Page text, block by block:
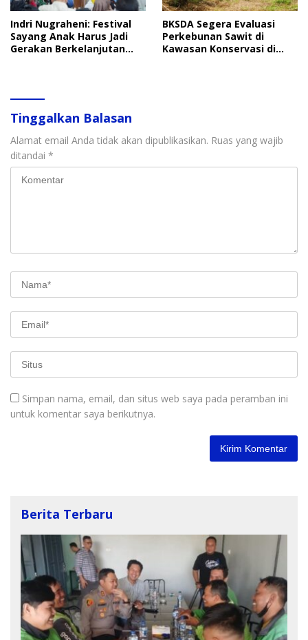
Indri Nugraheni: Festival
Sayang Anak Harus Jadi
Gerakan Berkelanjutan
BKSDA Segera Evaluasi
Perkebunan Sawit di
Kawasan Konservasi di
Tinggalkan Balasan
Alamat email Anda tidak akan dipublikasikan. Ruas yang wajib
ditandai *
Simpan nama, email, dan situs web saya pada peramban ini
untuk komentar saya berikutnya.
Berita Terbaru